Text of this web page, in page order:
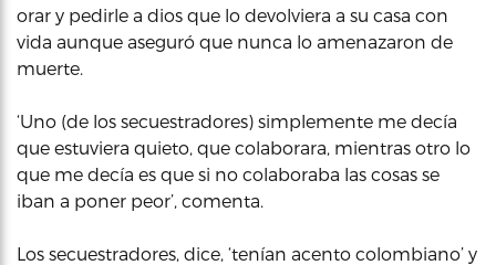
orar y pedirle a dios que lo devolviera a su casa con
vida aunque aseguró que nunca lo amenazaron de
muerte.
‘Uno (de los secuestradores) simplemente me decía
que estuviera quieto, que colaborara, mientras otro lo
que me decía es que si no colaboraba las cosas se
iban a poner peor’, comenta.
Los secuestradores, dice, ‘tenían acento colombiano’ y